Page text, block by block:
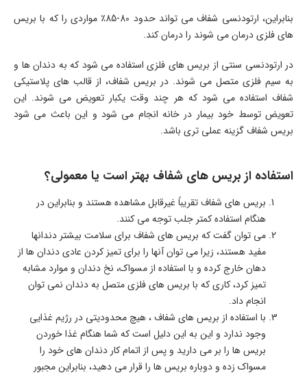
بنابراین، ارتودنسی شفاف می تواند حدود 80-85٪ مواردی را که با بریس
های فلزی درمان می شوند را درمان کند.
در ارتودنسی سنتی از بریس های فلزی استفاده می شود که به دندان ها و
به سیم فلزی متصل می شوند. در بریس شفاف، از قالب های پلاستیکی
شفاف استفاده می شود که هر چند وقت یکبار تعویض می شوند. این
تعویض توسط خود بیمار در خانه انجام می شود و این باعث می شود
بریس شفاف گزینه عملی تری باشد.
استفاده از بریس های شفاف بهتر است یا معمولی؟
بریس های شفاف تقریباً غیرقابل مشاهده هستند و بنابراین در
هنگام استفاده کمتر جلب توجه می کنند.
می توان گفت که بریس های شفاف برای سلامت بیشتر دندانها
مفید هستند، زیرا می توان آنها را برای تمیز کردن عادی دندان ها از
دهان خارج کرده و با استفاده از مسواک، نخ دندان و موارد مشابه
تمیز کرد، کاری که با بریس های فلزی متصل به دندان نمی توان
انجام داد.
با استفاده از بریس های شفاف ، هیچ محدودیتی در رژیم غذایی
وجود ندارد و این به این دلیل است که شما هنگام غذا خوردن
بریس ها را بر می دارید و پس از اتمام کار دندان های خود را
مسواک زده و دوباره بریس ها را قرار می دهید، بنابراین مجبور